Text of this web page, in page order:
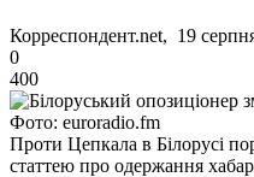
Корреспондент.net, 19
0
400
Фото: euroradio.fm
Проти Цепкала в Білорусі
статтею про одержання